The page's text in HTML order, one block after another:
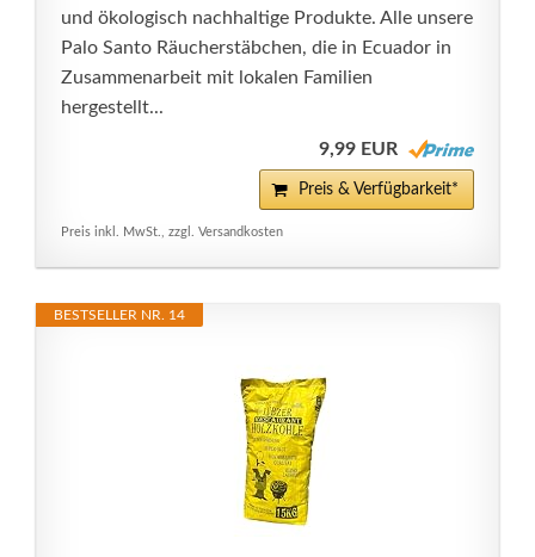
und ökologisch nachhaltige Produkte. Alle unsere
Palo Santo Räucherstäbchen, die in Ecuador in
Zusammenarbeit mit lokalen Familien
hergestellt...
9,99 EUR
Preis & Verfügbarkeit*
Preis inkl. MwSt., zzgl. Versandkosten
BESTSELLER NR. 14